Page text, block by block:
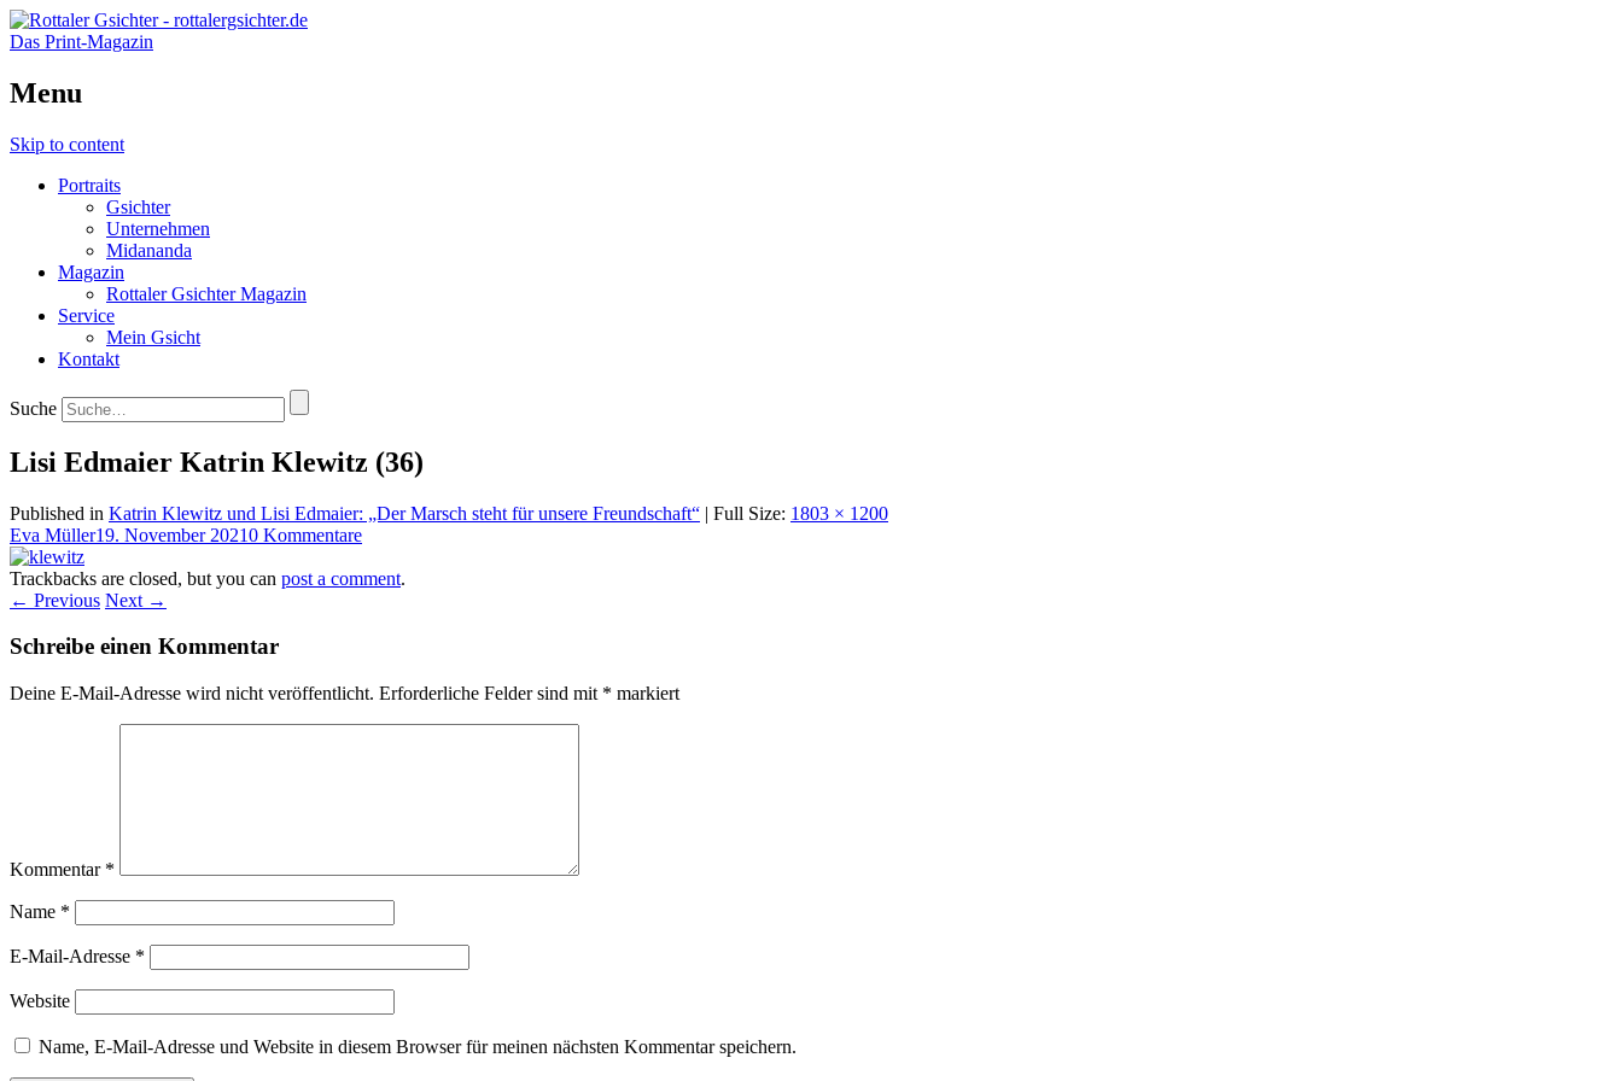
Das Print-Magazin
Menu
Skip to content
Portraits
Gsichter
Unternehmen
Midananda
Magazin
Rottaler Gsichter Magazin
Service
Mein Gsicht
Kontakt
Suche
Lisi Edmaier Katrin Klewitz (36)
Published in Katrin Klewitz und Lisi Edmaier: „Der Marsch steht für unsere Freundschaft“ | Full Size: 1803 × 1200
Eva Müller19. November 20210 Kommentare
Trackbacks are closed, but you can post a comment.
← Previous Next →
Schreibe einen Kommentar
Deine E-Mail-Adresse wird nicht veröffentlicht. Erforderliche Felder sind mit * markiert
Kommentar *
Name *
E-Mail-Adresse *
Website
Name, E-Mail-Adresse und Website in diesem Browser für meinen nächsten Kommentar speichern.